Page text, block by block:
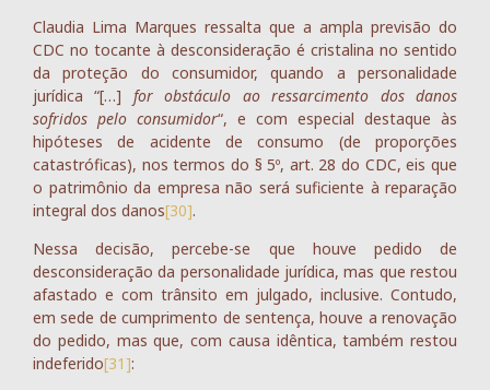
Claudia Lima Marques ressalta que a ampla previsão do
CDC no tocante à desconsideração é cristalina no sentido
da proteção do consumidor, quando a personalidade
jurídica “[…] for obstáculo ao ressarcimento dos danos
sofridos pelo consumidor“, e com especial destaque às
hipóteses de acidente de consumo (de proporções
catastróficas), nos termos do § 5º, art. 28 do CDC, eis que
o patrimônio da empresa não será suficiente à reparação
integral dos danos[30].
Nessa decisão, percebe-se que houve pedido de
desconsideração da personalidade jurídica, mas que restou
afastado e com trânsito em julgado, inclusive. Contudo,
em sede de cumprimento de sentença, houve a renovação
do pedido, mas que, com causa idêntica, também restou
indeferido[31]: